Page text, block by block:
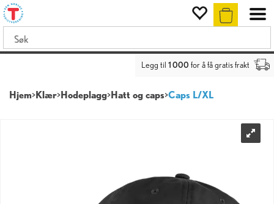
Legg til 1 000 for å få gratis frakt
Hjem>Klær>Hodeplagg>Hatt og caps>Caps L/XL